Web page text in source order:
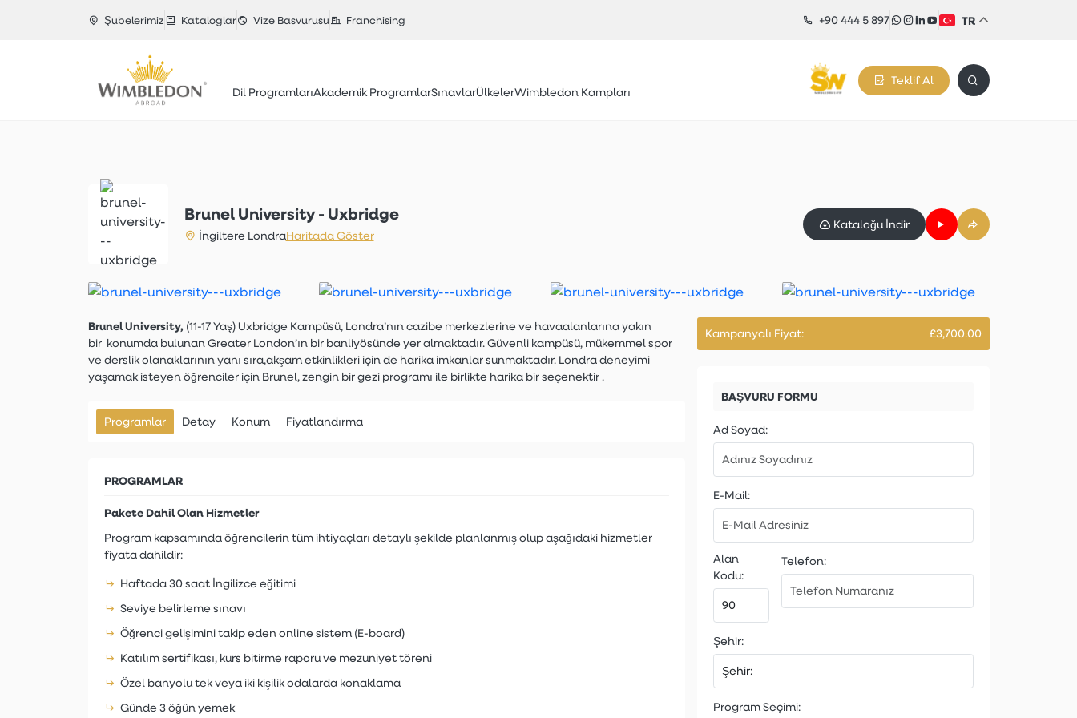
Şubelerimiz Kataloglar Vize Basvurusu Franchising +90 444 5 897 TR
Dil ProgramlarıAkademik ProgramlarSınavlarÜlkelerWimbledon Kampları
Teklif Al
Brunel University - Uxbridge
İngiltere LondraHaritada Göster
Kataloğu İndir
Brunel University, (11-17 Yaş) Uxbridge Kampüsü, Londra’nın cazibe merkezlerine ve havaalanlarına yakın
bir konumda bulunan Greater London’ın bir banliyösünde yer almaktadır. Güvenli kampüsü, mükemmel spor
ve derslik olanaklarının yanı sıra,akşam etkinlikleri için de harika imkanlarsunmaktadır. Londra deneyimi
yaşamak isteyen öğrenciler için Brunel, zengin bir gezi programı ile birlikte harika bir seçenektir .
Programlar Detay Konum Fiyatlandırma
PROGRAMLAR
Pakete Dahil Olan Hizmetler
Program kapsamında öğrencilerin tüm ihtiyaçları detaylı şekilde planlanmış olup aşağıdaki hizmetler
fiyata dahildir:
Haftada 30 saat İngilizce eğitimi
Seviye belirleme sınavı
Öğrenci gelişimini takip eden online sistem (E-board)
Katılım sertifikası, kurs bitirme raporu ve mezuniyet töreni
Özel banyolu tek veya iki kişilik odalarda konaklama
Günde 3 öğün yemek
Kampanyalı Fiyat: £3,700.00
BAŞVURU FORMU
Ad Soyad:
E-Mail:
Alan
Kodu:
Telefon:
Şehir:
Program Seçimi: